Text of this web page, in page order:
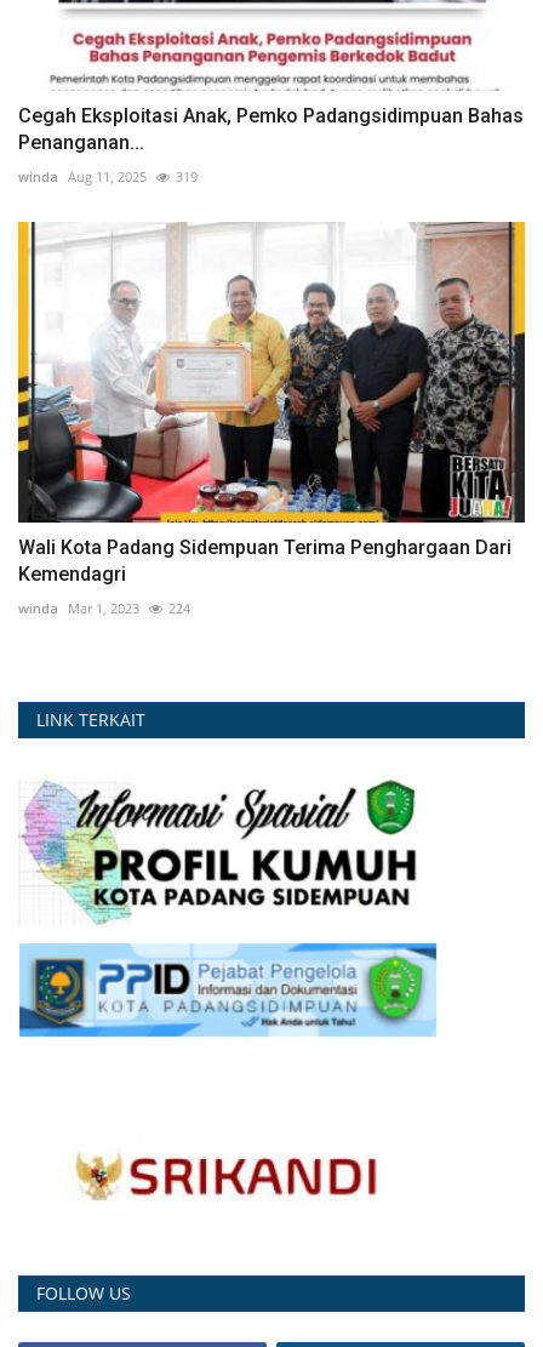
Cegah Eksploitasi Anak, Pemko Padangsidimpuan Bahas
Penanganan...
winda Aug 11, 2025 319
Wali Kota Padang Sidempuan Terima Penghargaan Dari
Kemendagri
winda Mar 1, 2023 224
LINK TERKAIT
FOLLOW US